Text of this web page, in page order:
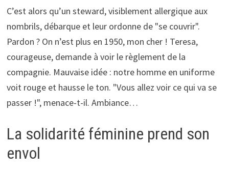
C’est alors qu’un steward, visiblement allergique aux
nombrils, débarque et leur ordonne de "se couvrir".
Pardon ? On n’est plus en 1950, mon cher ! Teresa,
courageuse, demande à voir le règlement de la
compagnie. Mauvaise idée : notre homme en uniforme
voit rouge et hausse le ton. "Vous allez voir ce qui va se
passer !", menace-t-il. Ambiance…
La solidarité féminine prend son
envol